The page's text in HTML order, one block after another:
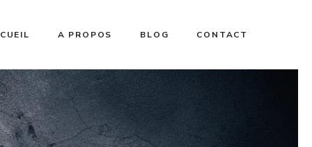
A PROPOS BLOG CONTACT